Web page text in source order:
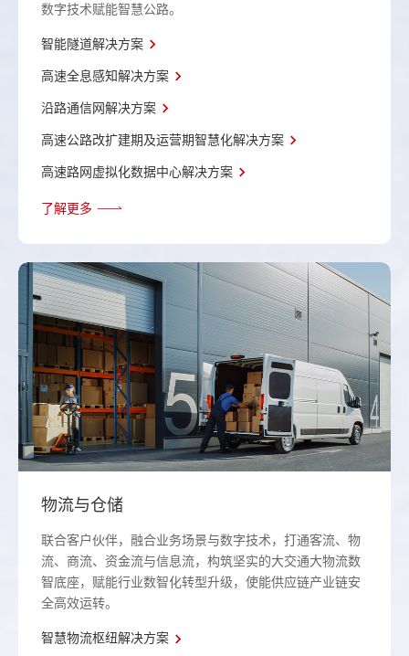
数字技术赋能智慧公路。
智能隧道解决方案
高速全息感知解决方案
沿路通信网解决方案
高速公路改扩建期及运营期智慧化解决方案
高速路网虚拟化数据中心解决方案
了解更多
物流与仓储
联合客户伙伴，融合业务场景与数字技术，打通客流、物
流、商流、资金流与信息流，构筑坚实的大交通大物流数
智底座，赋能行业数智化转型升级，使能供应链产业链安
全高效运转。
智慧物流枢纽解决方案